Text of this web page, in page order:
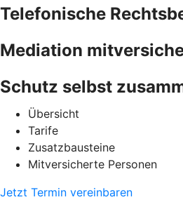
Telefonische
Mediation
Schutz selbst
Übersicht
Tarife
Zusatzbausteine
Mitversicherte Personen
Jetzt Termin vereinbaren